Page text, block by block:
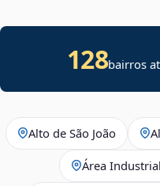
128bairros
Alto de São João
Área